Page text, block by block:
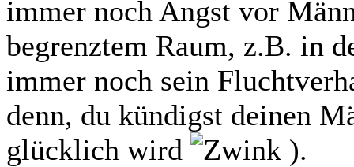
immer noch Angst vor
begrenztem Raum, z.B. in
immer noch sein
denn, du kündigst deinen
glücklich wird
).